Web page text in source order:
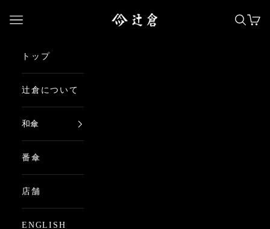
日本最古の京都和傘屋 辻倉
メニューを開く 検索を
カー
トップ
辻倉について
和傘
番傘
店舗
ENGLISH